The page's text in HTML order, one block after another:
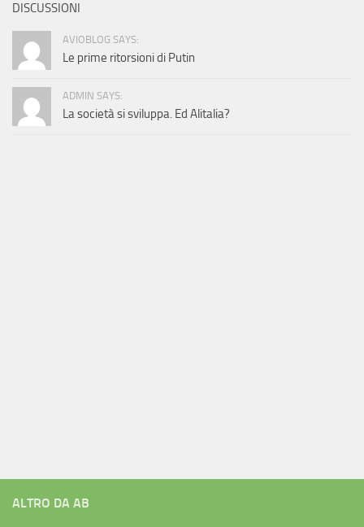
DISCUSSIONI
AVIOBLOG SAYS:
Le prime ritorsioni di Putin
ADMIN SAYS:
La società si sviluppa. Ed Alitalia?
ALTRO DA AB